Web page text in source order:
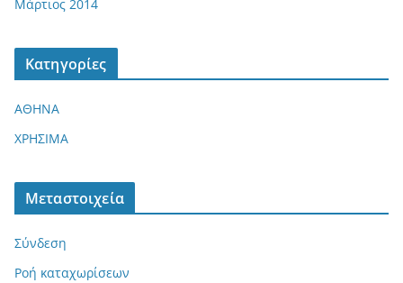
Μάρτιος 2014
Kατηγορίες
ΑΘΗΝΑ
ΧΡΗΣΙΜΑ
Μεταστοιχεία
Σύνδεση
Ροή καταχωρίσεων